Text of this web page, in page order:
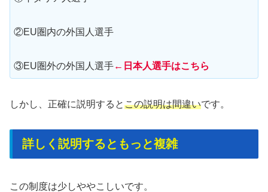
②EU圏内の外国人選手
③EU圏外の外国人選手←日本人選手はこちら
しかし、正確に説明するとこの説明は間違いです。
詳しく説明するともっと複雑
この制度は少しややこしいです。